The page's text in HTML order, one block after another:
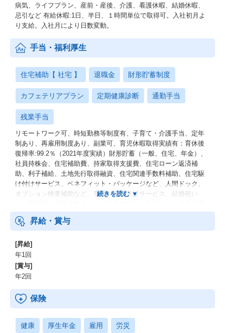
病気、ライフプラン、産前・産後、介護、看護休暇、結婚休暇、
忌引など 有給休暇:1日、半日、１時間単位で取得可。入社初月よ
り支給。入社月により日数変動。
手当・福利厚生
住宅補助【 社宅 】 退職金 財形貯蓄制度
カフェテリアプラン 定期健康診断 通勤手当
残業手当
リモートワーク可、時短勤務等制度有、子育て・介護手当、定年
制あり、再雇用制度あり、副業可、育児休暇取得実績有：育休後
復帰率:99.2％（2021年度実績）財形貯蓄（一般、住宅、年金）、
社員持株会、住宅補助費、持家取得支援費、住宅ローン返済補
助、利子補給、土地先行取得融資、住宅関連手数料補助、住宅駆
け付けサービス、ベネフィット・パッケージなど、人間ドック、
オプション検査補助など、育児・介護支援サービス、結婚祝い
金、確定拠出年金）、電気通信共済会(個人年金、遺児育英基金)
昇給・賞与
[昇給]
年1回
[賞与]
年2回
保険
健康 厚生年金 雇用 労災